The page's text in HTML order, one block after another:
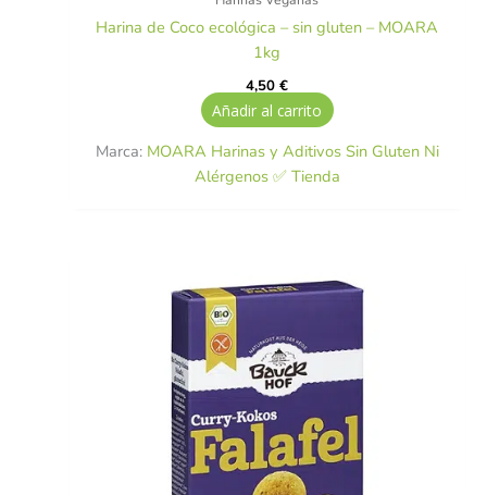
Harina de Coco ecológica – sin gluten – MOARA
1kg
4,50€
Añadir al carrito
Marca: MOARA Harinas y Aditivos Sin Gluten Ni
Alérgenos ✅ Tienda